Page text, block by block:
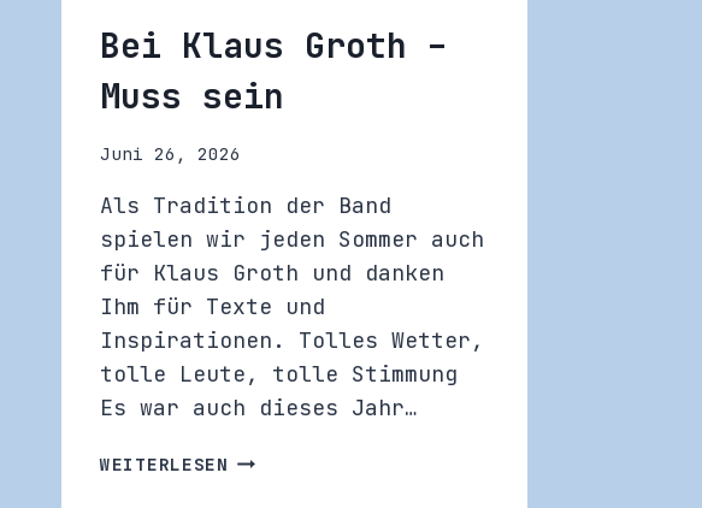
Bei Klaus Groth –
Muss sein
Juni 26, 2026
Als Tradition der Band
spielen wir jeden Sommer auch
für Klaus Groth und danken
Ihm für Texte und
Inspirationen. Tolles Wetter,
tolle Leute, tolle Stimmung
Es war auch dieses Jahr…
WEITERLESEN BEI